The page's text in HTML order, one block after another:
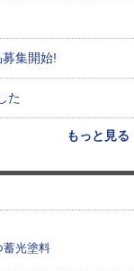
集開始!
た
もっと見る
蓄光塗料